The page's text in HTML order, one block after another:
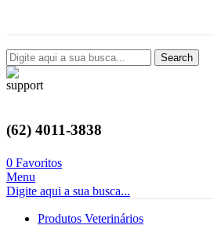
Search
(62) 4011-3838
0 Favoritos
Menu
Digite aqui a sua busca...
Produtos Veterinários